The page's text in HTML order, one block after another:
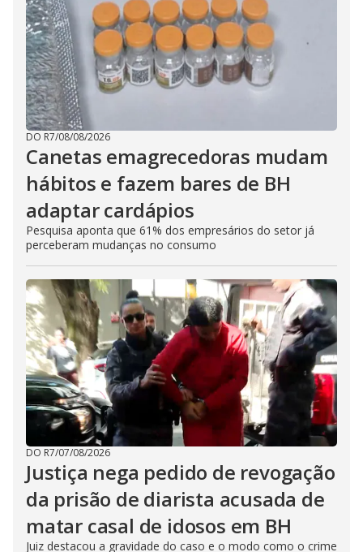
DO R7/08/08/2026
Canetas emagrecedoras mudam
hábitos e fazem bares de BH
adaptar cardápios
Pesquisa aponta que 61% dos empresários do setor já
perceberam mudanças no consumo
DO R7/07/08/2026
Justiça nega pedido de revogação
da prisão de diarista acusada de
matar casal de idosos em BH
Juiz destacou a gravidade do caso e o modo como o crime